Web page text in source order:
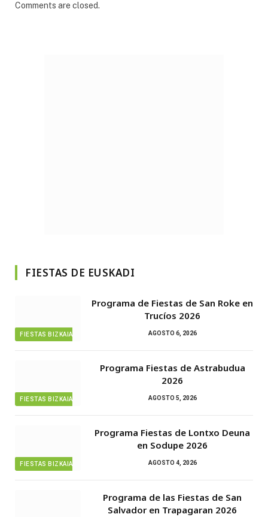
Comments are closed.
FIESTAS DE EUSKADI
FIESTAS BIZKAIA
Programa de Fiestas de San Roke en
Trucíos 2026
AGOSTO 6, 2026
FIESTAS BIZKAIA
Programa Fiestas de Astrabudua
2026
AGOSTO 5, 2026
FIESTAS BIZKAIA
Programa Fiestas de Lontxo Deuna
en Sodupe 2026
AGOSTO 4, 2026
Programa de las Fiestas de San
Salvador en Trapagaran 2026